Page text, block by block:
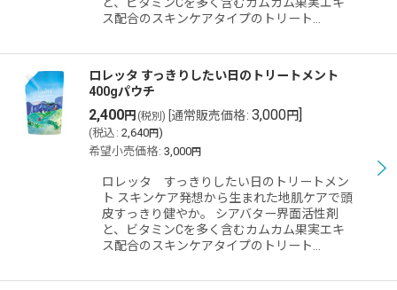
ス配合のスキンケアタイプのトリート…
ロレッタ すっきりしたい日のトリートメント
400gパウチ
2,400円 (税別) 通常販売価格: 3,000円]
(税込 : 2,640円)
希望小売価格: 3,000円
ロレッタ すっきりしたい日のトリートメン
ト スキンケア発想から生まれた地肌ケアで頭
皮すっきり健やか。 シアバター界面活性剤
と、ビタミンCを多く含むカムカム果実エキ
ス配合のスキンケアタイプのトリート…